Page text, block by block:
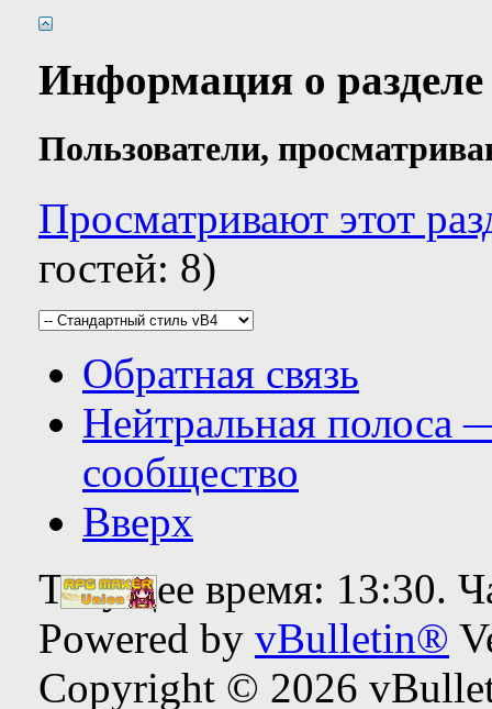
Информация о
Пользователи,
Просматривают этот
гостей: 8)
Обратная связь
Нейтральная полоса
сообщество
Вверх
Текущее время: 13:30.
Powered by vBulletin®
Copyright © 2026